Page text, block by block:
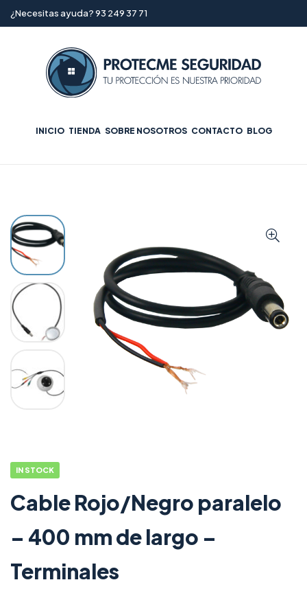
¿Necesitas ayuda? 93 249 37 71
INICIO TIENDA SOBRE NOSOTROS CONTACTO BLOG
IN STOCK
Cable Rojo/Negro paralelo
– 400 mm de largo –
Terminales